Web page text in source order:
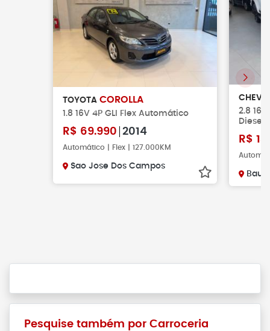
TOYOTA COROLLA
1.8 16V 4P GLI Flex Automático
R$ 69.990 2014
Automático | Flex | 127.000KM
Sao Jose Dos Campos
2.8
Diesel
R$
Pesquise também por Carroceria